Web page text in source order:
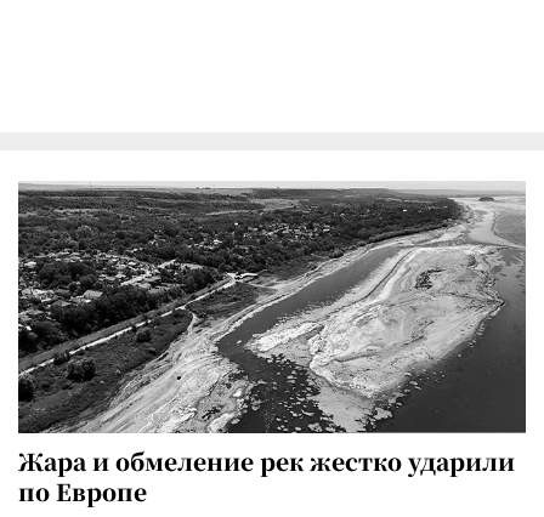
Жара и обмеление рек жестко ударили
по Европе